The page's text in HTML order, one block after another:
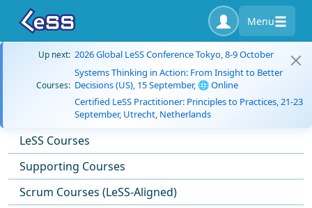
Menu
Up next: 2026 Global LeSS Conference Tokyo, 8-9 October
Courses:
Systems Thinking in Action: From Insight to Better
Decisions (US), 15 September, 🌐 Online
Certified LeSS Practitioner: Principles to Practices, 21-23
September, Utrecht, Netherlands
LeSS Courses
Supporting Courses
Scrum Courses (LeSS-Aligned)